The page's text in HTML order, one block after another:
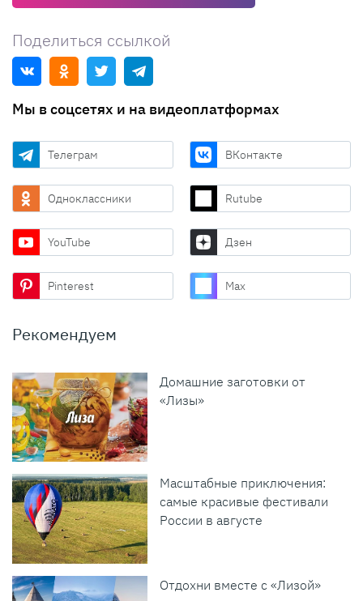
Поделиться ссылкой
Мы в соцсетях и на видеоплатформах
Телеграм ВКонтакте
Одноклассники Rutube
YouTube Дзен
Pinterest Max
Рекомендуем
Домашние заготовки от
«Лизы»
Масштабные приключения:
самые красивые фестивали
России в августе
Отдохни вместе с «Лизой»